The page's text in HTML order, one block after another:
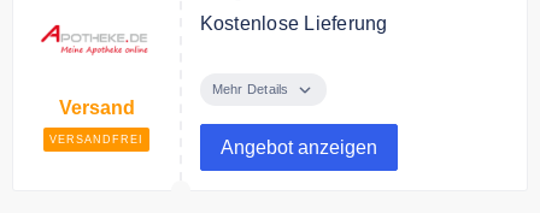
Versand
VERSANDFREI
Kostenlose Lieferung
Apotheke.de versandkostenfrei.
Mehr Details
Angebot anzeigen